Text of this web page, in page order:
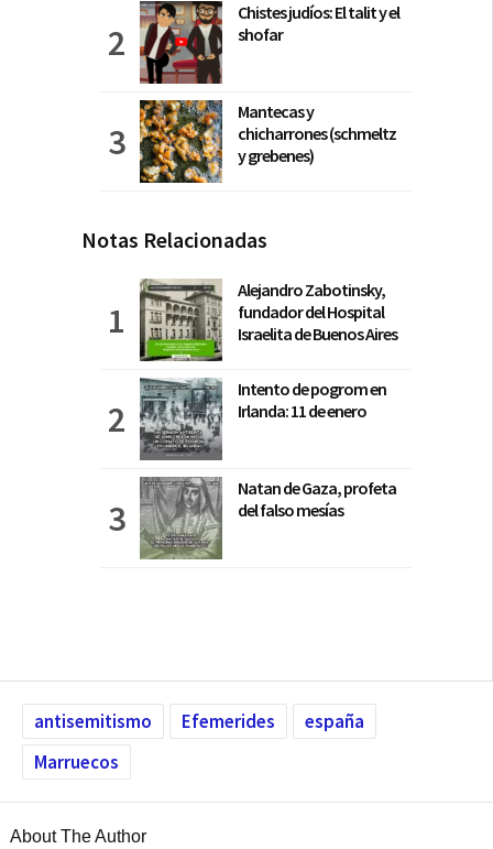
Chistes judíos: El talit y el
shofar
Mantecas y
chicharrones (schmeltz
y grebenes)
Notas Relacionadas
Alejandro Zabotinsky,
fundador del Hospital
Israelita de Buenos Aires
Intento de pogrom en
Irlanda: 11 de enero
Natan de Gaza, profeta
del falso mesías
antisemitismo Efemerides
españa
Marruecos
About The Author